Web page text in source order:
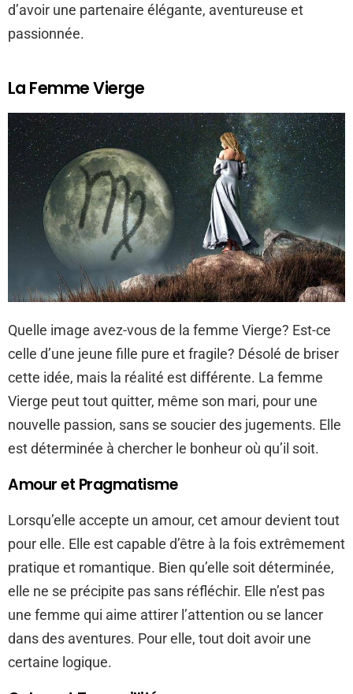
d’avoir une partenaire élégante, aventureuse et
passionnée.
La Femme Vierge
Quelle image avez-vous de la femme Vierge? Est-ce
celle d’une jeune fille pure et fragile? Désolé de briser
cette idée, mais la réalité est différente. La femme
Vierge peut tout quitter, même son mari, pour une
nouvelle passion, sans se soucier des jugements. Elle
est déterminée à chercher le bonheur où qu’il soit.
Amour et Pragmatisme
Lorsqu’elle accepte un amour, cet amour devient tout
pour elle. Elle est capable d’être à la fois extrêmement
pratique et romantique. Bien qu’elle soit déterminée,
elle ne se précipite pas sans réfléchir. Elle n’est pas
une femme qui aime attirer l’attention ou se lancer
dans des aventures. Pour elle, tout doit avoir une
certaine logique.